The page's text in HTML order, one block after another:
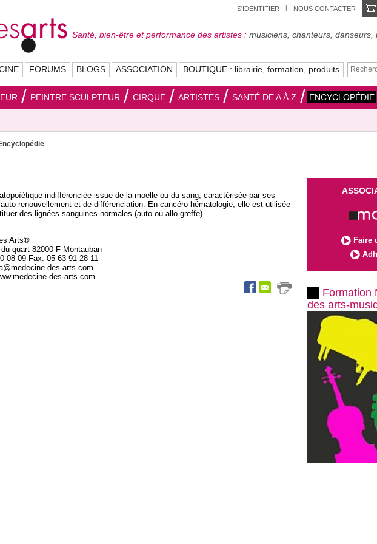
S'IDENTIFIER NOUS CONTACTER
Santé, bien-être et performance des artistes : musiciens, chanteurs, danseurs,
FORUMS BLOGS ASSOCIATION BOUTIQUE : librairie, formation, produits
PEINTRE SCULPTEUR CIRQUE ARTISTES SANTÉ DE A À Z ENCYCLOPÉDIE
indifférenciée issue de la moelle ou du sang, caractérisée par ses
renouvellement et de différenciation. En cancéro-hématologie, elle est utilisée
des lignées sanguines normales (auto ou allo-greffe)
Arts®
quart 82000 F-Montauban
08 09 Fax. 05 63 91 28 11
des-arts.com
des-arts.com
Faire
Formation
des arts-